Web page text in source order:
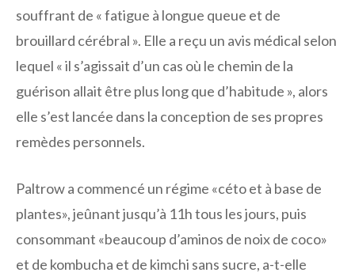
souffrant de « fatigue à longue queue et de
brouillard cérébral ». Elle a reçu un avis médical selon
lequel « il s’agissait d’un cas où le chemin de la
guérison allait être plus long que d’habitude », alors
elle s’est lancée dans la conception de ses propres
remèdes personnels.
Paltrow a commencé un régime «céto et à base de
plantes», jeûnant jusqu’à 11h tous les jours, puis
consommant «beaucoup d’aminos de noix de coco»
et de kombucha et de kimchi sans sucre, a-t-elle